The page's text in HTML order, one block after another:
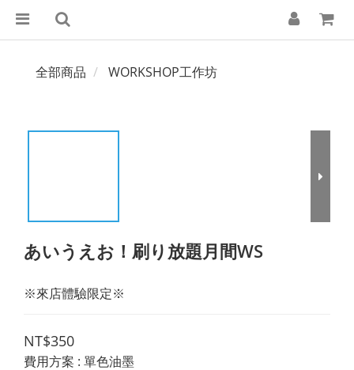
全部商品 WORKSHOP工作坊
あいうえお！刷り放題月間WS
※來店體驗限定※
NT$350
費用方案 : 單色油墨